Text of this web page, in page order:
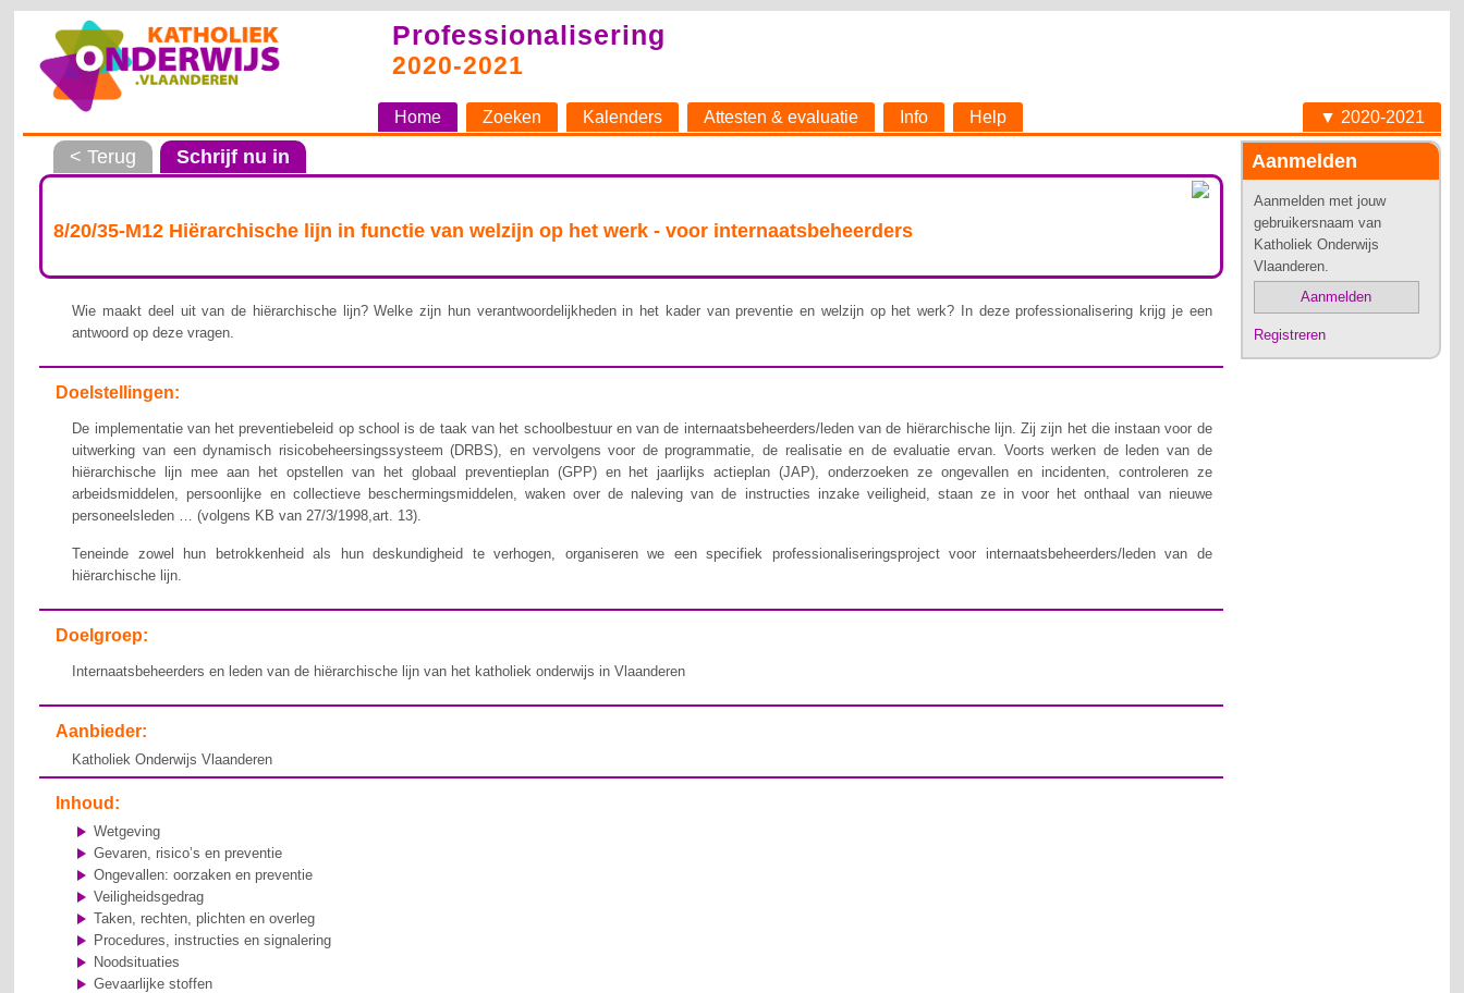
Professionalisering
2020-2021
Home Zoeken Kalenders Attesten & evaluatie Info Help ▼ 2020-2021
Aanmelden
Aanmelden met jouw
gebruikersnaam van
Katholiek Onderwijs
Vlaanderen.
Aanmelden
Registreren
< Terug Schrijf nu in
8/20/35-M12 Hiërarchische lijn in functie van welzijn op het werk - voor internaatsbeheerders
Wie maakt deel uit van de hiërarchische lijn? Welke zijn hun verantwoordelijkheden in het kader van preventie en welzijn op het werk? In deze professionalisering krijg je een
antwoord op deze vragen.
Doelstellingen:
De implementatie van het preventiebeleid op school is de taak van het schoolbestuur en van de internaatsbeheerders/leden van de hiërarchische lijn. Zij zijn het die instaan voor de
uitwerking van een dynamisch risicobeheersingssysteem (DRBS), en vervolgens voor de programmatie, de realisatie en de evaluatie ervan. Voorts werken de leden van de
hiërarchische lijn mee aan het opstellen van het globaal preventieplan (GPP) en het jaarlijks actieplan (JAP), onderzoeken ze ongevallen en incidenten, controleren ze
arbeidsmiddelen, persoonlijke en collectieve beschermingsmiddelen, waken over de naleving van de instructies inzake veiligheid, staan ze in voor het onthaal van nieuwe
personeelsleden … (volgens KB van 27/3/1998,art. 13).
Teneinde zowel hun betrokkenheid als hun deskundigheid te verhogen, organiseren we een specifiek professionaliseringsproject voor internaatsbeheerders/leden van de
hiërarchische lijn.
Doelgroep:
Internaatsbeheerders en leden van de hiërarchische lijn van het katholiek onderwijs in Vlaanderen
Aanbieder:
Katholiek Onderwijs Vlaanderen
Inhoud:
Wetgeving
Gevaren, risico’s en preventie
Ongevallen: oorzaken en preventie
Veiligheidsgedrag
Taken, rechten, plichten en overleg
Procedures, instructies en signalering
Noodsituaties
Gevaarlijke stoffen